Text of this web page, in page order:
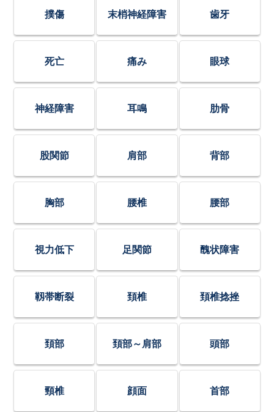
撲傷 末梢神経障害 歯牙
死亡 痛み 眼球
神経障害 耳鳴 肋骨
股関節 肩部 背部
胸部 腰椎 腰部
視力低下 足関節 醜状障害
靱帯断裂 頚椎 頚椎捻挫
頚部 頚部～肩部 頭部
頸椎 顔面 首部